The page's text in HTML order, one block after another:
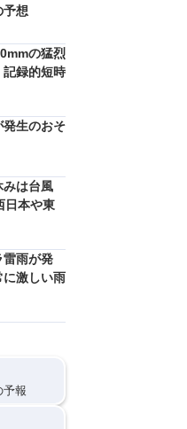
29℃ 30
予想
の猛烈
録的短時
発生のおそ
は台風
本や東
雷雨が発
激しい雨
予報